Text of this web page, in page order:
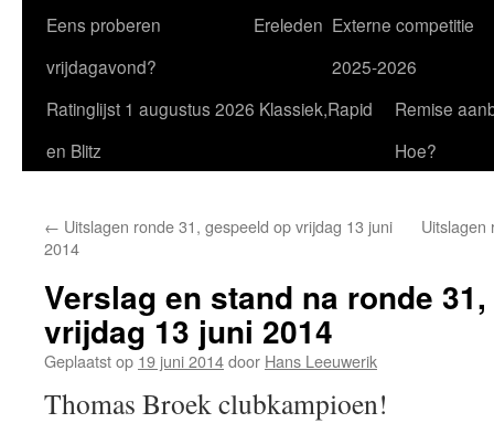
Eens proberen
vrijdagavond?
Ereleden Externe competitie
2025-2026
Ratinglijst 1 augustus 2026 Klassiek,Rapid
en Blitz
Remise
Hoe?
← Uitslagen ronde 31, gespeeld op vrijdag 13 juni
2014
Uitslagen
Verslag en stand na ronde
vrijdag 13 juni 2014
Geplaatst op 19 juni 2014door Hans Leeuwerik
Thomas Broek clubkampioen!